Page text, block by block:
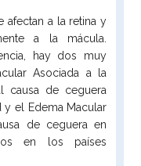
afectan a la retina y
a la mácula.
hay dos muy
Asociada a la
causa de ceguera
el Edema Macular
de ceguera en
en los países